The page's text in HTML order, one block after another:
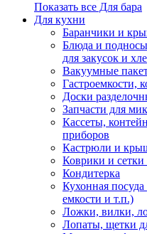
Показать все Для бара
Для кухни
Баранчики и
Блюда и
для закусок и
Вакуумные
Гастроемкости,
Доски
Запчасти для
Кассеты,
приборов
Кастрюли и
Коврики и
Кондитерка
Кухонная
емкости и т.п.)
Ложки, вилки,
Лопаты, щетки